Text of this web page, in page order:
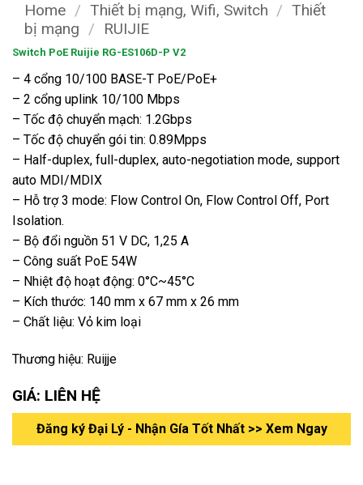
Home / Thiết bị mạng, Wifi, Switch / Thiết
bị mạng / RUIJIE
Switch PoE Ruijie RG-ES106D-P V2
– 4 cổng 10/100 BASE-T PoE/PoE+
– 2 cổng uplink 10/100 Mbps
– Tốc độ chuyển mạch: 1.2Gbps
– Tốc độ chuyển gói tin: 0.89Mpps
– Half-duplex, full-duplex, auto-negotiation mode, support
auto MDI/MDIX
– Hỗ trợ 3 mode: Flow Control On, Flow Control Off, Port
Isolation.
– Bộ đổi nguồn 51 V DC, 1,25 A
– Công suất PoE 54W
– Nhiệt độ hoạt động: 0°C~45°C
– Kích thước: 140 mm x 67 mm x 26 mm
– Chất liệu: Vỏ kim loại
Thương hiệu: Ruijje
GIÁ: LIÊN HỆ
Đăng ký Đại Lý - Nhận Gía Tốt Nhất >> Xem Ngay